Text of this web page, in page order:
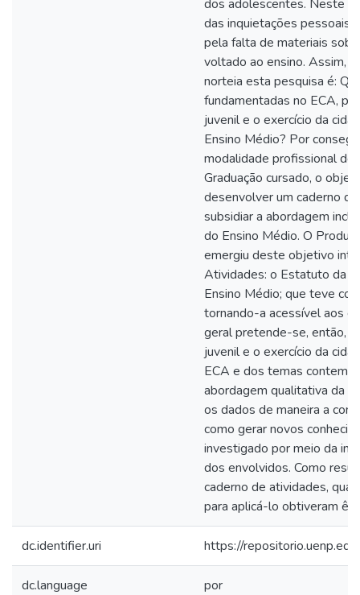
dos adolescentes. Neste
das inquietações pessoais
pela falta de materiais
voltado ao ensino. Assim,
norteia esta pesquisa é:
fundamentadas no ECA,
juvenil e o exercício da
Ensino Médio? Por
modalidade profissional
Graduação cursado, o
desenvolver um caderno
subsidiar a abordagem
do Ensino Médio. O
emergiu deste objetivo
Atividades: o Estatuto da
Ensino Médio; que teve
tornando-a acessível aos
geral pretende-se, então,
juvenil e o exercício da
ECA e dos temas
abordagem qualitativa da
os dados de maneira a
como gerar novos
investigado por meio da
dos envolvidos. Como
caderno de atividades,
para aplicá-lo obtiveram
dc.identifier.uri https://
dc.language por